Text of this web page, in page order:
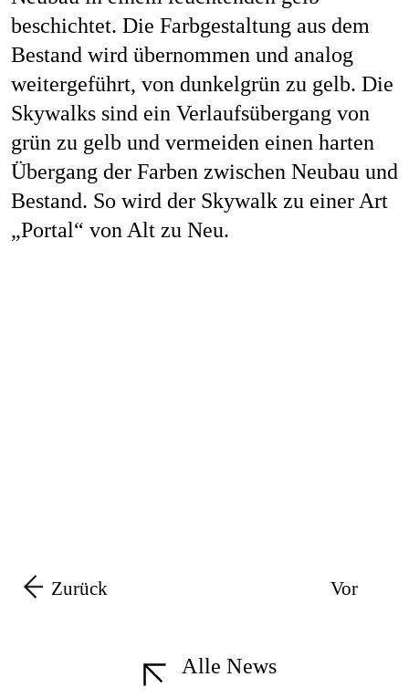
beschichtet. Die Farbgestaltung aus dem
Bestand wird übernommen und analog
weitergeführt, von dunkelgrün zu gelb. Die
Skywalks sind ein Verlaufsübergang von
grün zu gelb und vermeiden einen harten
Übergang der Farben zwischen Neubau und
Bestand. So wird der Skywalk zu einer Art
„Portal“ von Alt zu Neu.
Zurück Vor
Alle News